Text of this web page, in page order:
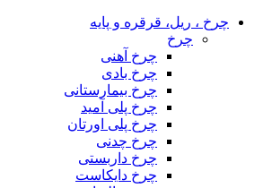
چرخ ، ریل، قرقره و پایه
چرخ
چرخ آهنی
چرخ بادی
چرخ بیمارستانی
چرخ پلی آمید
چرخ پلی اورتان
چرخ چدنی
چرخ داربستی
چرخ دایکاست